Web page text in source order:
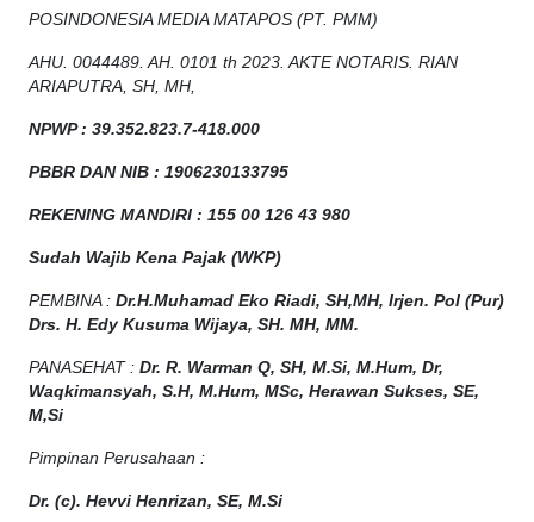
POSINDONESIA MEDIA MATAPOS (PT. PMM)
AHU. 0044489. AH. 0101 th 2023. AKTE NOTARIS. RIAN
ARIAPUTRA, SH, MH,
NPWP: 39.352.823.7-418.000
PBBR DAN NIB : 1906230133795
REKENING MANDIRI : 155 00 126 43 980
Sudah Wajib Kena Pajak (WKP)
PEMBINA : Dr.H.Muhamad Eko Riadi, SH,MH, Irjen. Pol (Pur)
Drs. H. Edy Kusuma Wijaya, SH. MH, MM.
PANASEHAT : Dr. R. Warman Q, SH, M.Si, M.Hum, Dr,
Waqkimansyah, S.H, M.Hum, MSc, Herawan Sukses, SE,
M,Si
Pimpinan Perusahaan :
Dr. (c). Hevvi Henrizan, SE, M.Si